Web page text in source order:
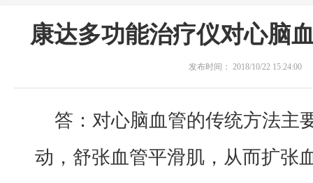
康达多功能治疗仪对心脑
发布时间： 2018/10/22 15:24:00
答：对心脑血管的传统方法主
动，舒张血管平滑肌，从而扩张